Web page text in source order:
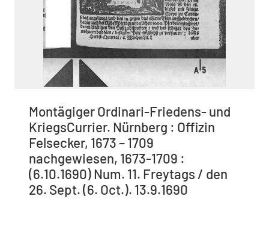
Montägiger Ordinari-Friedens- und
KriegsCurrier. Nürnberg : Offizin
Felsecker, 1673 – 1709
nachgewiesen, 1673-1709 :
(6.10.1690) Num. 11. Freytags / den
26. Sept. (6. Oct.). 13.9.1690